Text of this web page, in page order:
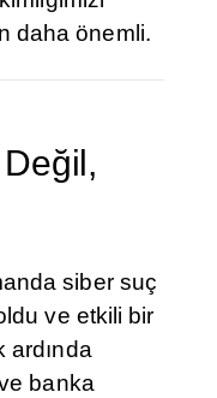
daha önemli.
siber suç
ve etkili bir
ardında
banka